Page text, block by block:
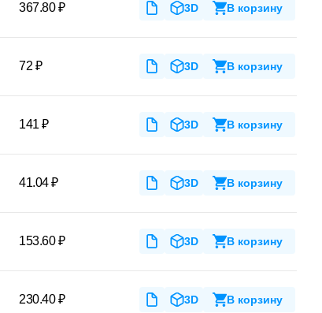
367.80 ₽ 3D В корзину
72 ₽ 3D В корзину
141 ₽ 3D В корзину
41.04 ₽ 3D В корзину
153.60 ₽ 3D В корзину
230.40 ₽ 3D В корзину